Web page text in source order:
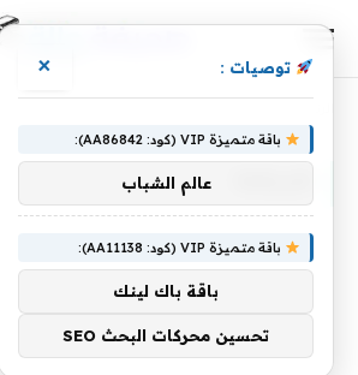
توصيات : ×
باقة متميزة VIP (كود: AA86842):
عالم الشباب
باقة متميزة VIP (كود: AA11138):
باقة باك لينك
تحسين محركات البحث SEO